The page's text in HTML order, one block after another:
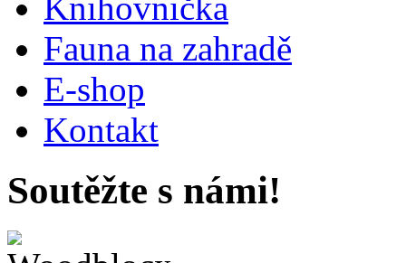
Knihovnička
Fauna na zahradě
E-shop
Kontakt
Soutěžte s námi!